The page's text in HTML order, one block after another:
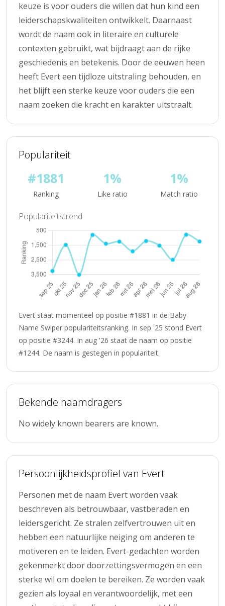
keuze is voor ouders die willen dat hun kind een
leiderschapskwaliteiten ontwikkelt. Daarnaast
wordt de naam ook in literaire en culturele
contexten gebruikt, wat bijdraagt aan de rijke
geschiedenis en betekenis. Door de eeuwen heen
heeft Evert een tijdloze uitstraling behouden, en
het blijft een sterke keuze voor ouders die een
naam zoeken die kracht en karakter uitstraalt.
Populariteit
#1881
Ranking
1%
Like ratio
1%
Match ratio
Populariteitstrend
Evert staat momenteel op positie #1881 in de Baby
Name Swiper populariteitsranking. In sep '25 stond Evert
op positie #3244. In aug '26 staat de naam op positie
#1244. De naam is gestegen in populariteit.
Bekende naamdragers
No widely known bearers are known.
Persoonlijkheidsprofiel van Evert
Personen met de naam Evert worden vaak
beschreven als betrouwbaar, vastberaden en
leidersgericht. Ze stralen zelfvertrouwen uit en
hebben een natuurlijke neiging om anderen te
motiveren en te leiden. Evert-gedachten worden
gekenmerkt door doorzettingsvermogen en een
sterke wil om doelen te bereiken. Ze worden vaak
gezien als loyaal en verantwoordelijk, met een